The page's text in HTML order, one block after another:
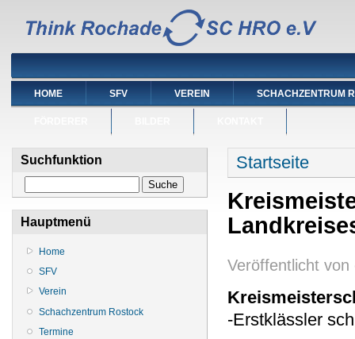
HOME SFV VEREIN SCHACHZENTRUM
Suchfunktion
Hauptmenü
Home
SFV
Verein
Schachzentrum Rostock
Termine
Sie sind hier
Startseite
Veröffentlicht von
-Erstklässler